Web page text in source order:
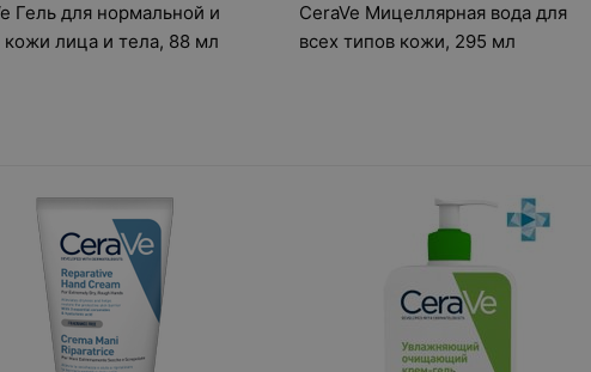
Гель для нормальной и
кожи лица и тела, 88 мл
CeraVe Мицеллярная вода для
всех типов кожи, 295 мл